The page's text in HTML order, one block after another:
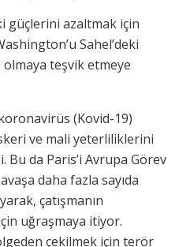
güçlerini azaltmak için
Sahel’deki
teşvik etmeye
(Kovid-19)
ve mali yeterliliklerini
da Paris’i Avrupa Görev
daha fazla sayıda
çatışmanın
uğraşmaya itiyor.
çekilmek için terör